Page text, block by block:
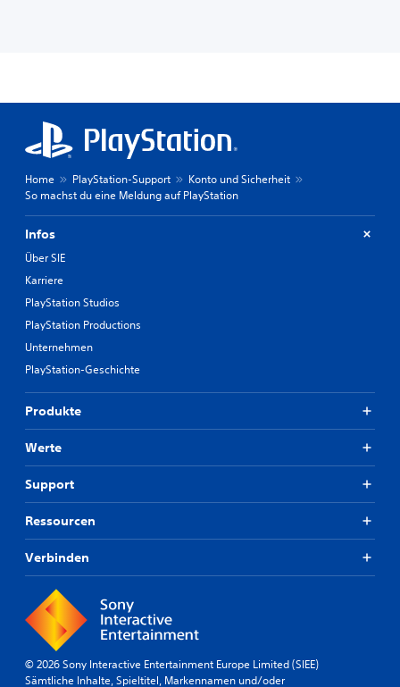
Home PlayStation-Support
Konto und Sicherheit
So machst du eine Meldung auf PlayStation
Infos
Über SIE
Karriere
PlayStation Studios
PlayStation Productions
Unternehmen
PlayStation-Geschichte
Produkte
Werte
Support
Ressourcen
Verbinden
© 2026 Sony Interactive Entertainment Europe Limited (SIEE)
Sämtliche Inhalte, Spieltitel, Markennamen und/oder